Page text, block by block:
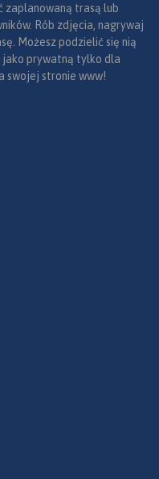
zaplanowaną trasą lub
Rób zdjęcia, nagrywaj
Możesz podzielić się nią
jako prywatną tylko dla
swojej stronie www!